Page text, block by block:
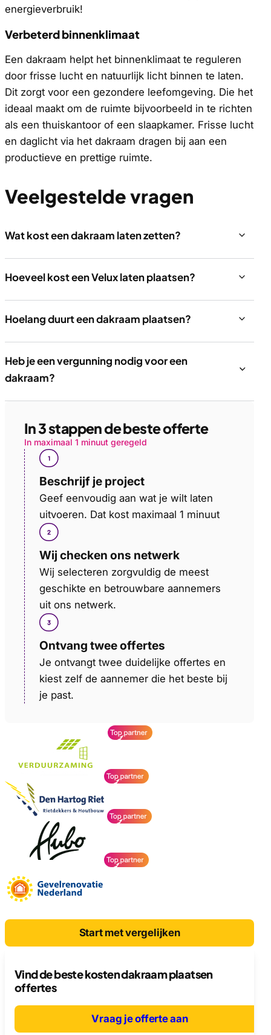
energieverbruik!
Verbeterd binnenklimaat
Een dakraam helpt het binnenklimaat te reguleren
door frisse lucht en natuurlijk licht binnen te laten.
Dit zorgt voor een gezondere leefomgeving. Die het
ideaal maakt om de ruimte bijvoorbeeld in te richten
als een thuiskantoor of een slaapkamer. Frisse lucht
en daglicht via het dakraam dragen bij aan een
productieve en prettige ruimte.
Veelgestelde vragen
Wat kost een dakraam laten zetten?
Hoeveel kost een Velux laten plaatsen?
Hoelang duurt een dakraam plaatsen?
Heb je een vergunning nodig voor een
dakraam?
In 3 stappen de beste offerte
In maximaal 1 minuut geregeld
Beschrijf je project
Geef eenvoudig aan wat je wilt laten
uitvoeren. Dat kost maximaal 1 minuut
Wij checken ons netwerk
Wij selecteren zorgvuldig de meest
geschikte en betrouwbare aannemers
uit ons netwerk.
Ontvang twee offertes
Je ontvangt twee duidelijke offertes en
kiest zelf de aannemer die het beste bij
je past.
Start met vergelijken
Vind de beste kosten dakraam plaatsen
offertes
Vraag je offerte aan